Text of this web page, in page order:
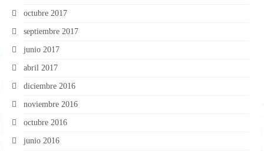
octubre 2017
septiembre 2017
junio 2017
abril 2017
diciembre 2016
noviembre 2016
octubre 2016
junio 2016